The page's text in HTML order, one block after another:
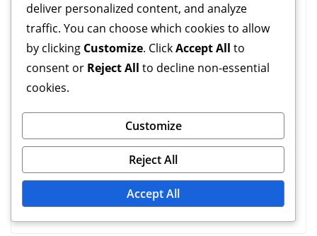
PUNTI SALIENTI DELLA CARRIERA
Yacine Brahimi: Punti salienti
della carriera, Premi, Prestazioni
chiave
Yacine Brahimi è un calciatore talentuoso celebrato per
il suo stile di gioco dinamico e per i suoi contributi
significativi
Read More
deliver personalized content, and analyze
traffic. You can choose which cookies to allow
by clicking Customize. ClickAccept All to
consent or Reject All to decline non-essential
cookies.
Customize
Reject All
Accept All